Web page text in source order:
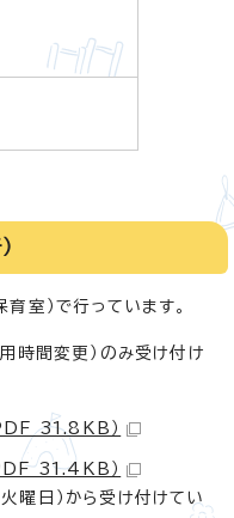
室）で行っています。
時間変更）のみ受け付け
31.8KB）
31.4KB）
曜日）から受け付けてい